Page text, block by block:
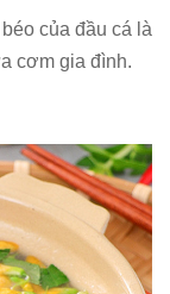
của đầu cá là
cơm gia đình.